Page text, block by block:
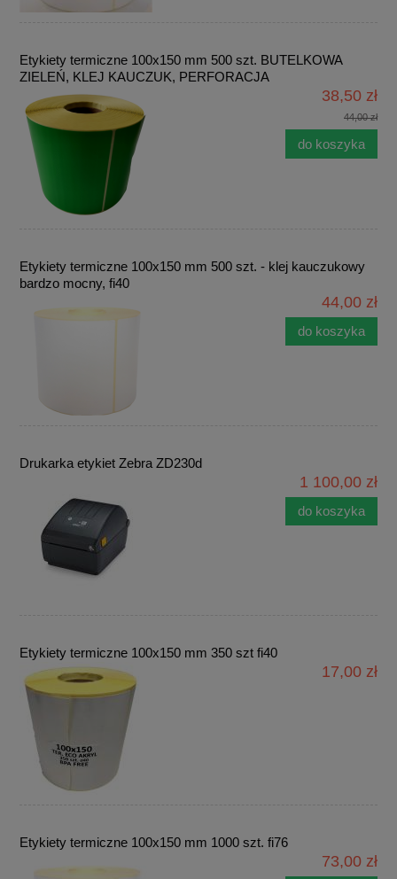
Etykiety termiczne 100x150 mm 500 szt. BUTELKOWA
ZIELEŃ, KLEJ KAUCZUK, PERFORACJA
38,50 zł
44,00 zł
do koszyka
Etykiety termiczne 100x150 mm 500 szt. - klej kauczukowy
bardzo mocny, fi40
44,00 zł
do koszyka
Drukarka etykiet Zebra ZD230d
1 100,00 zł
do koszyka
Etykiety termiczne 100x150 mm 350 szt fi40
17,00 zł
Etykiety termiczne 100x150 mm 1000 szt. fi76
73,00 zł